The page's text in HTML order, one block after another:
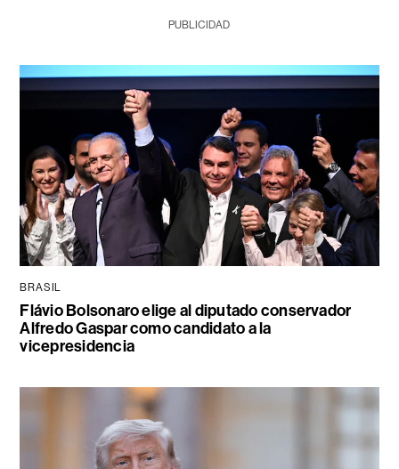
PUBLICIDAD
BRASIL
Flávio Bolsonaro elige al diputado conservador
Alfredo Gaspar como candidato a la
vicepresidencia